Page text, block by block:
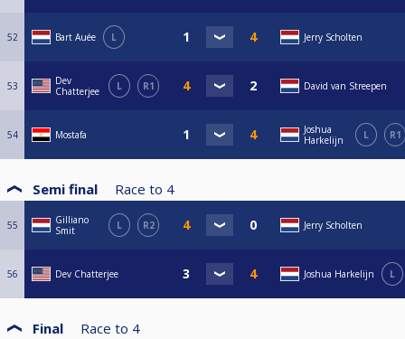
52 Bart Auée L Jerry Scholten
53
Dev
Chatterjee
L R1 David van Streepen
54 Mostafa
Joshua
Harkelijn
L R1
Semi final Race to 4
55
Gilliano
Smit
L R2 Jerry Scholten
56 Dev Chatterjee Joshua Harkelijn L
Final Race to 4